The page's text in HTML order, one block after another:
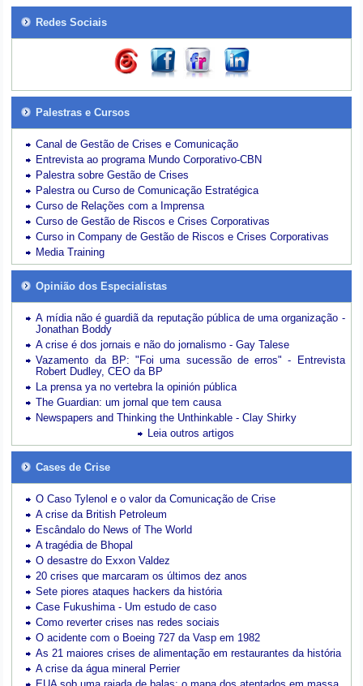
Redes Sociais
Palestras e Cursos
Canal de Gestão de Crises e Comunicação
Entrevista ao programa Mundo Corporativo-CBN
Palestra sobre Gestão de Crises
Palestra ou Curso de Comunicação Estratégica
Curso de Relações com a Imprensa
Curso de Gestão de Riscos e Crises Corporativas
Curso in Company de Gestão de Riscos e Crises Corporativas
Media Training
Opinião dos Especialistas
A mídia não é guardiã da reputação pública de uma organização -
Jonathan Boddy
A crise é dos jornais e não do jornalismo - Gay Talese
Vazamento da BP: "Foi uma sucessão de erros" - Entrevista
Robert Dudley, CEO da BP
La prensa ya no vertebra la opinión pública
The Guardian: um jornal que tem causa
Newspapers and Thinking the Unthinkable - Clay Shirky
Leia outros artigos
Cases de Crise
O Caso Tylenol e o valor da Comunicação de Crise
A crise da British Petroleum
Escândalo do News of The World
A tragédia de Bhopal
O desastre do Exxon Valdez
20 crises que marcaram os últimos dez anos
Sete piores ataques hackers da história
Case Fukushima - Um estudo de caso
Como reverter crises nas redes sociais
O acidente com o Boeing 727 da Vasp em 1982
As 21 maiores crises de alimentação em restaurantes da história
A crise da água mineral Perrier